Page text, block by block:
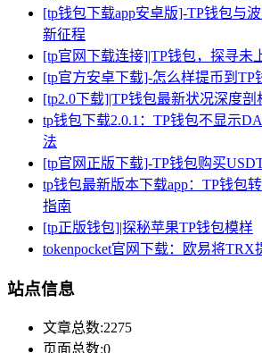
[tp钱包下载app安卓版]-TP钱包与
新征程
[tp官网下载连接]|TP钱包，探寻未
[tp官方安卓下载]-怎么样提币到TP
[tp2.0下载]|TP钱包最新状况深度剖
tp钱包下载2.0.1：TP钱包不显示
法
[tp官网正版下载]-TP钱包购买
tp钱包最新版本下载app：TP钱包
指南
[tp正版钱包]|探秘苹果TP钱包模样
tokenpocket官网下载：欧易将TRX
站点信息
文章总数:2275
页面总数:0